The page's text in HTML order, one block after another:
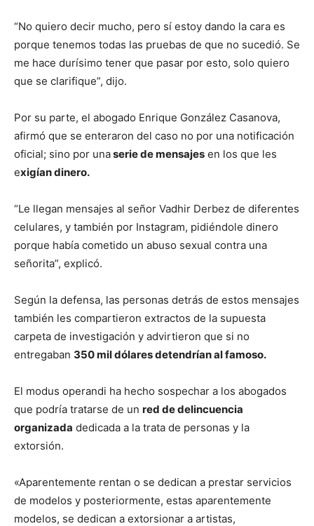
“No quiero decir mucho, pero sí estoy dando la cara es
porque tenemos todas las pruebas de que no sucedió. Se
me hace durísimo tener que pasar por esto, solo quiero
que se clarifique”, dijo.
Por su parte, el abogado Enrique González Casanova,
afirmó que se enteraron del caso no por una notificación
oficial; sino por unaserie de mensajes en los que les
exigían dinero.
“Le llegan mensajes al señor Vadhir Derbez de diferentes
celulares, y también por Instagram, pidiéndole dinero
porque había cometido un abuso sexual contra una
señorita”, explicó.
Según la defensa, las personas detrás de estos mensajes
también les compartieron extractos de la supuesta
carpeta de investigación y advirtieron que si no
entregaban 350 mil dólares detendrían al famoso.
El modus operandi ha hecho sospechar a los abogados
que podría tratarse de un red de delincuencia
organizada dedicada a la trata de personas y la
extorsión.
«Aparentemente rentan o se dedican a prestar servicios
de modelos y posteriormente, estas aparentemente
modelos, se dedican a extorsionar a artistas,